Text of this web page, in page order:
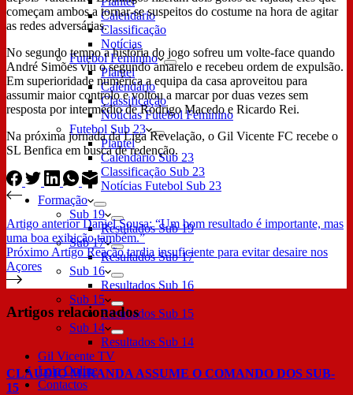
Calendário
Classificação
Notícias
Futebol Feminino
Plantel
Calendário
Classificação
Notícias Futebol Feminino
Futebol Sub 23
Plantel
Calendário Sub 23
Classificação Sub 23
Notícias Futebol Sub 23
Formação
Sub 19
Resultados Sub 19
Sub 17
Resultados Sub 17
Sub 16
Resultados Sub 16
Sub 15
Resultados Sub 15
Sub 14
Resultados Sub 14
Gil Vicente TV
Loja Online
Contactos
começam ambos a tornar-se suspeitos do costume na hora de agitar
as redes adversárias.
No segundo tempo a história do jogo sofreu um volte-face quando
André Simões viu o segundo amarelo e recebeu ordem de expulsão.
Em superioridade numérica a equipa da casa aproveitou para
assumir maior controlo e voltou a marcar por duas vezes sem
resposta por intermédio de Rodrigo Macedo e Ricardo Rei.
Na próxima jornada da Liga Revelação, o Gil Vicente FC recebe o
SL Benfica em busca de redenção.
Artigo anteriorDaniel Sousa: “Um bom resultado é importante, mas
uma boa exibição também.”
Próximo Artigo Reação tardia insuficiente para evitar desaire nos
Açores
Artigos relacionados
CLÁUDIO MIRANDA ASSUME O COMANDO DOS SUB-
15